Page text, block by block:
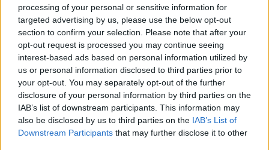
processing of your personal or sensitive information for
targeted advertising by us, please use the below opt-out
section to confirm your selection. Please note that after your
opt-out request is processed you may continue seeing
interest-based ads based on personal information utilized by
us or personal information disclosed to third parties prior to
your opt-out. You may separately opt-out of the further
disclosure of your personal information by third parties on the
IAB’s list of downstream participants. This information may
also be disclosed by us to third parties on the IAB’s List of
Downstream Participants that may further disclose it to other
Το τρίτο υπνοδωμάτιο, που βρίσκεται στο ισόγειο,
διαθέτει δύο μονά κρεβάτια που μπορούν να ενωθούν
και έχει κι αυτό το δικό του ιδιωτικό μπάνιο με
μπανιέρα.